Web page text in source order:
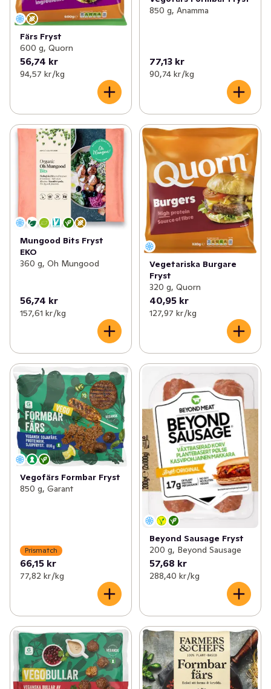
Färs Fryst
600 g, Quorn
56,74 kr
94,57 kr /kg
850 g, Anamma
77,13 kr
90,74 kr /kg
Mungood Bits Fryst
EKO
360 g, Oh Mungood
56,74 kr
157,61 kr /kg
Vegetariska Burgare
Fryst
320 g, Quorn
40,95 kr
127,97 kr /kg
Vegofärs Formbar Fryst
850 g, Garant
Prismatch
66,15 kr
77,82 kr /kg
Beyond Sausage Fryst
200 g, Beyond Sausage
57,68 kr
288,40 kr /kg